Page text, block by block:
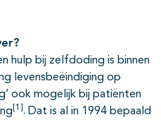
11-06-2026
11-06-2026
hulp bij zelfdoding is binnen
levensbeëindiging op
ook mogelijk bij patiënten
[1] . Dat is al in 1994 bepaald